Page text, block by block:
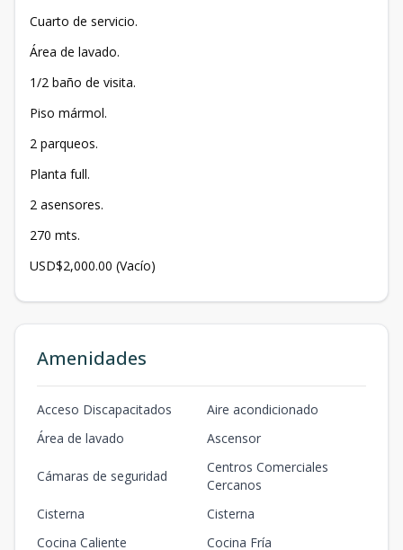
Cuarto de servicio.
Área de lavado.
1/2 baño de visita.
Piso mármol.
2 parqueos.
Planta full.
2 asensores.
270 mts.
USD$2,000.00 (Vacío)
Amenidades
Acceso Discapacitados
Aire acondicionado
Área de lavado
Ascensor
Cámaras de seguridad
Centros Comerciales
Cercanos
Cisterna
Cisterna
Cocina Caliente
Cocina Fría